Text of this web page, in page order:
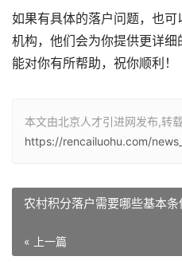
如果有具体的落户问题，也
机构，他们会为你提供更详
能对你有所帮助，祝你顺利！
本文由北京人才引进网发布,转
https://rencailuohu.com/
农村积分落户需要哪些基本条
« 上一篇